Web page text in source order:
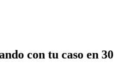
con tu caso en 30